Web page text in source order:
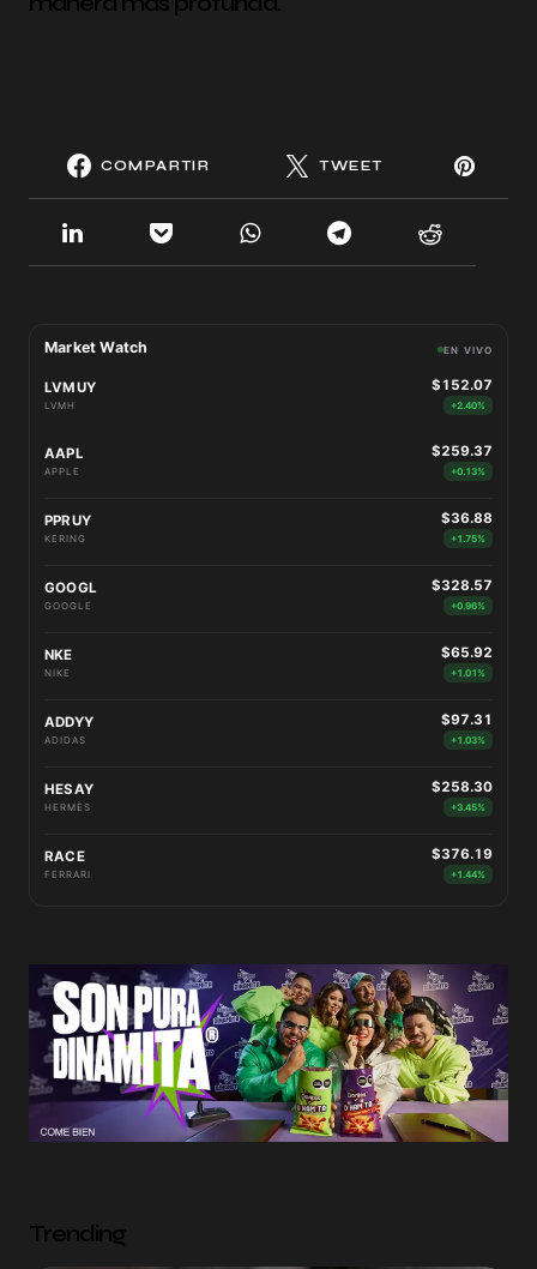
COMPARTIR TWEET
Market Watch EN VIVO
LVMUY
LVMH
$152.07
+2.40%
AAPL
APPLE
$259.37
+0.13%
PPRUY
KERING
$36.88
+1.75%
GOOGL
GOOGLE
$328.57
+0.96%
NKE
NIKE
$65.92
+1.01%
ADDYY
ADIDAS
$97.31
+1.03%
HESAY
HERMÈS
$258.30
+3.45%
RACE
FERRARI
$376.19
+1.44%
Trending